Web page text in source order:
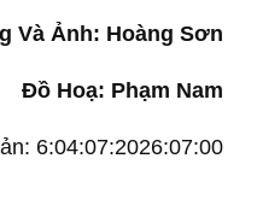
Và Ảnh: Hoàng Sơn
Đồ Hoạ: Phạm Nam
6:04:07:2026:07:00